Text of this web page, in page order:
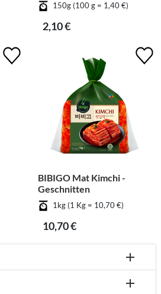
150g (100 g = 1,40 €)
2,10 €
BIBIGO Mat Kimchi -
Geschnitten
1kg (1 Kg = 10,70 €)
10,70 €